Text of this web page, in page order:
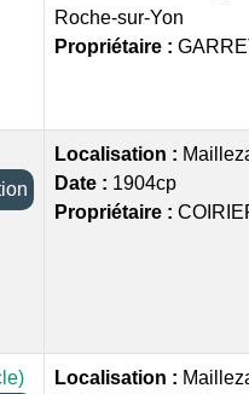
Roche-sur-Yon
Propriétaire :
Localisation :
Date : 1904cp
Propriétaire :
Localisation :